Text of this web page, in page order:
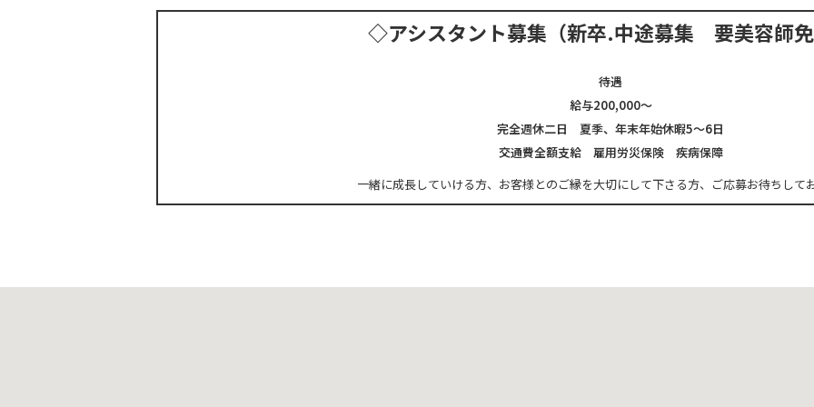
◇アシスタント募集 （新卒.中途募集 要美容師免
待遇
給与200,000～
完全週休二日 夏季、年末年始休暇5～6日
交通費全額支給 雇用労災保険 疾病保障
一緒に成長していける方、 お客様とのご縁を大切にして下さる方、 ご応募お待ちして